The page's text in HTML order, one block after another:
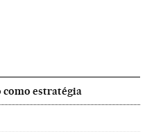
como estratégia